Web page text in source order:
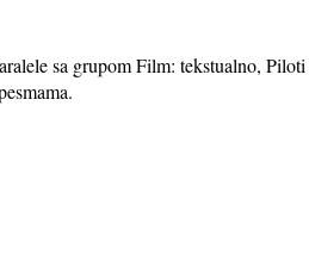
sa grupom Film: tekstualno, Piloti